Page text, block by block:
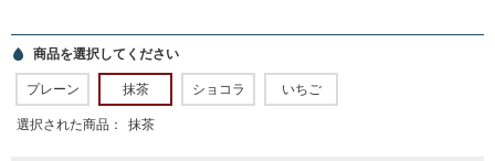
商品を選択してください
プレーン 抹茶 ショコラ いちご
選択された商品： 抹茶